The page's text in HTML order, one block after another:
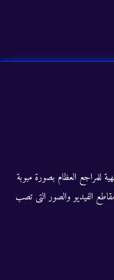
للمراجع العظام بصورة مبوبة
الفيديو والصور التى تصب